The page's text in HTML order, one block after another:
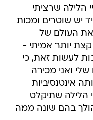
הלילה שרציתי
יש שוטרים ומכות
את העולם של
יותר אמיתי -
לעשות זאת, כי
ואני מכירה
אינטנסיביות
הלילה שתיקלט
בהם שונה ממה